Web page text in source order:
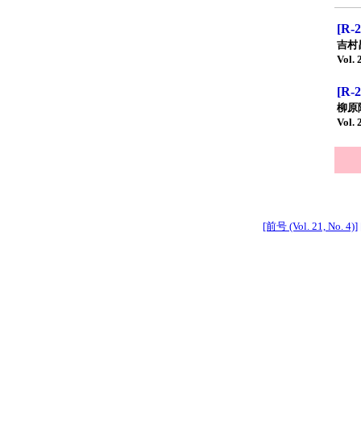
[R-
吉村
Vol.
[R-
柳原
Vol.
[前号 (Vol. 21, No. 4)]